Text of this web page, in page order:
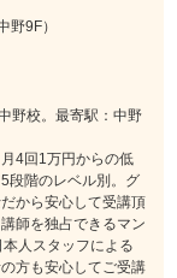
9F）
野校。最寄駅：中野
4回1万円からの低
段階のレベル別。グ
から安心して受講頂
師を独占できるマン
人スタッフによる
方も安心してご受講